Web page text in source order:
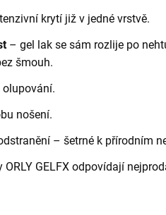
krytí již v jedné vrstvě.
– gel lak se sám rozlije po
šmouh.
olupování.
nošení.
– šetrné k přírodním
ORLY GELFX odpovídají